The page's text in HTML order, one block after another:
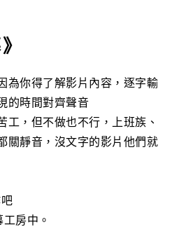
為你得了解影片內容，逐字輸
的時間對齊聲音
工，但不做也不行，上班族、
關靜音，沒文字的影片他們就
房中。